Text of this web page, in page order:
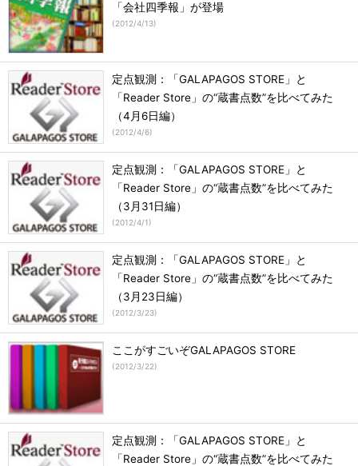
「会社四季報」が登場
(2012/4/13)
定点観測：「GALAPAGOS STORE」と
「Reader Store」の“蔵書点数”を比べてみた
（4月6日編）
(2012/4/6)
定点観測：「GALAPAGOS STORE」と
「Reader Store」の“蔵書点数”を比べてみた
（3月31日編）
(2012/4/1)
定点観測：「GALAPAGOS STORE」と
「Reader Store」の“蔵書点数”を比べてみた
（3月23日編）
(2012/3/23)
ここがすごいぞGALAPAGOS STORE
(2012/3/22)
定点観測：「GALAPAGOS STORE」と
「Reader Store」の“蔵書点数”を比べてみた